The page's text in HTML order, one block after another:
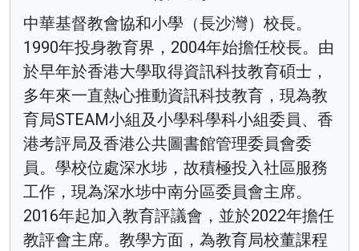
中華基督教會協和小學（長沙灣）校長。
1990年投身教育界，2004年始擔任校長。由
於早年於香港大學取得資訊科技教育碩士，
多年來一直熱心推動資訊科技教育，現為教
育局STEAM小組及小學科學科小組委員、香
港考評局及香港公共圖書館管理委員會委
員。學校位處深水埗，故積極投入社區服務
工作，現為深水埗中南分區委員會主席。
2016年起加入教育評議會，並於2022年擔任
教評會主席。教學方面，為教育局校董課程